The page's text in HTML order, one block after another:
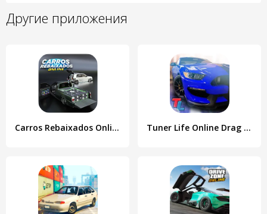
Другие приложения
Carros Rebaixados Online Tuner Life Online Drag Racing